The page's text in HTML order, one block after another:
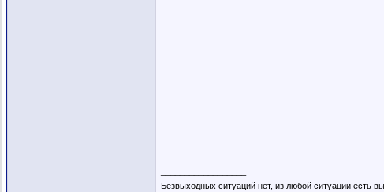
Безвыходных ситуаций нет, из любой ситуации есть